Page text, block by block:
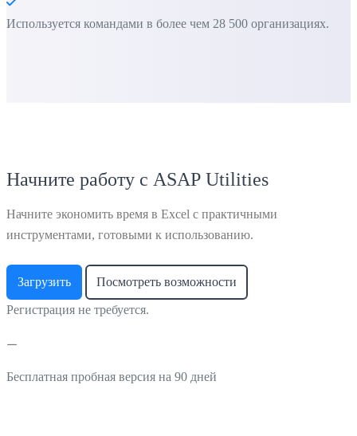
Используется командами в более чем 28 500 организациях.
Начните работу с ASAP Utilities
Начните экономить время в Excel с практичными
инструментами, готовыми к использованию.
Загрузить Посмотреть возможности
Регистрация не требуется.
Бесплатная пробная версия на 90 дней